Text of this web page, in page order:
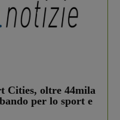
Cities, oltre 44mila
per lo sport e